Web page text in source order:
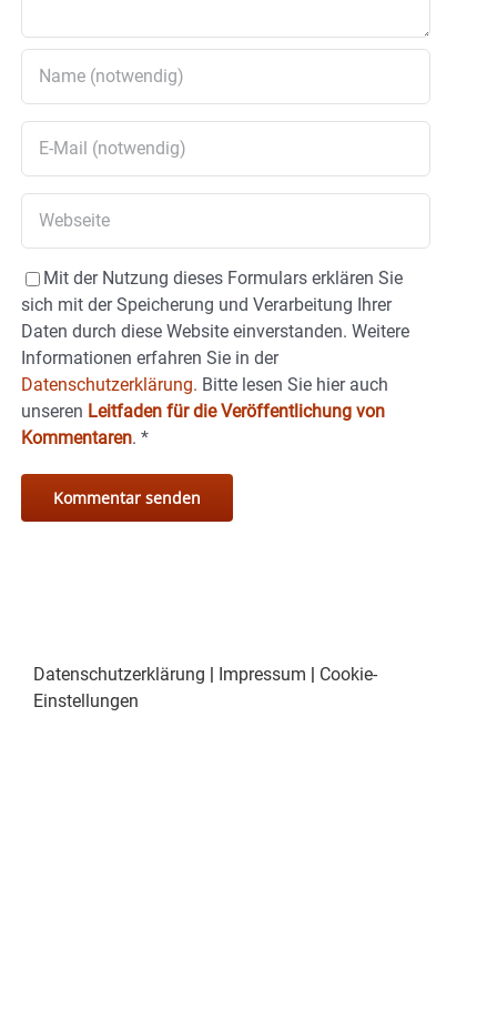
Mit der Nutzung dieses Formulars erklären Sie
sich mit der Speicherung und Verarbeitung Ihrer
Daten durch diese Website einverstanden. Weitere
Informationen erfahren Sie in der
Datenschutzerklärung. Bitte lesen Sie hier auch
unseren Leitfaden für die Veröffentlichung von
Kommentaren. *
Datenschutzerklärung | Impressum | Cookie-
Einstellungen